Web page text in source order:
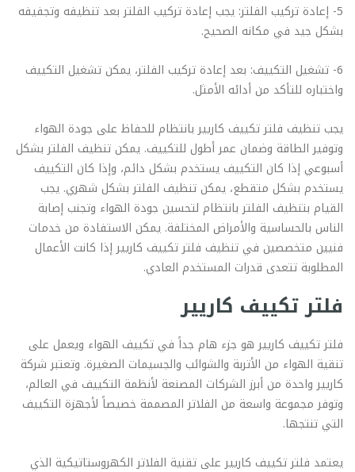
5- إعادة تركيب الفلتر: يجب إعادة تركيب الفلتر بعد تنظيفه وتجفيفه
بشكل جيد في مكانه الصحيح.
6- تشغيل التكييف: بعد إعادة تركيب الفلتر، يمكن تشغيل التكييف
واختباره للتأكد من أدائه الأمثل.
يجب تنظيف فلتر تكييف كاريير بانتظام للحفاظ على جودة الهواء
وتوفير الطاقة وضمان عمر أطول للتكييف. يمكن تنظيف الفلتر بشكل
أسبوعي إذا كان التكييف يستخدم بشكل دائم، وإذا كان التكييف
يستخدم بشكل متقطع، يمكن تنظيف الفلتر بشكل شهري. يجب
القيام بتنظيف الفلتر بانتظام لتحسين جودة الهواء وتجنب إصابة
الناس بالحساسية والأمراض المختلفة. يمكن الاستفادة من خدمات
فنيين متخصصين في تنظيف فلتر تكييف كاريير إذا كانت الأعمال
المطلوبة تتعدى قدرات المستخدم العادي.
فلتر تكييف كاريير
فلتر تكييف كاريير هو جزء هام جداً في تكييف الهواء ويعمل على
تنقية الهواء من الأتربة والشوائب والجسيمات الصغيرة. وتعتبر شركة
كاريير واحدة من أبرز الشركات المصنعة لأنظمة التكييف في العالم،
وتوفر مجموعة واسعة من الفلاتر المصممة خصيصاً لأجهزة التكييف
التي تنتجها.
يعتمد فلتر تكييف كاريير على تقنية الفلاتر الكهروستاتيكية الذي